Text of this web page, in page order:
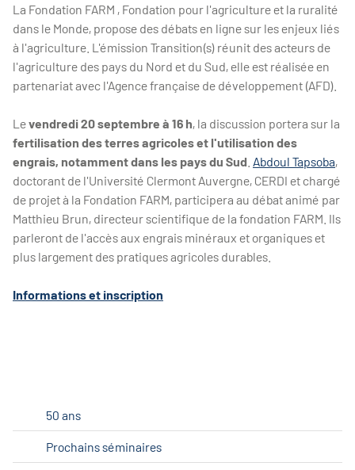
La Fondation FARM , Fondation pour l'agriculture et la ruralité
dans le Monde, propose des débats en ligne sur les enjeux liés
à l'agriculture. L'émission Transition(s) réunit des acteurs de
l'agriculture des pays du Nord et du Sud, elle est réalisée en
partenariat avec l'Agence française de développement (AFD).
Levendredi 20 septembre à 16 h, la discussion portera sur la
fertilisation des terres agricoles et l'utilisation des
engrais, notamment dans les pays du Sud Abdoul Tapsoba,
doctorant de l'Université Clermont Auvergne, CERDI et chargé
de projet à la Fondation FARM, participera au débat animé par
Matthieu Brun, directeur scientifique de la fondation FARM. Ils
parleront de l'accès aux engrais minéraux et organiques et
plus largement des pratiques agricoles durables.
Informations et inscription
50 ans
Prochains séminaires